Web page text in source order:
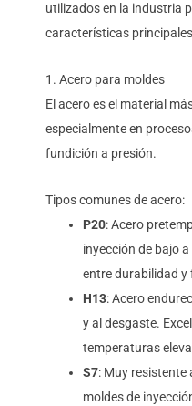
utilizados en la industria
características
1. Acero para moldes
El acero es el material
especialmente en
fundición a presión.
Tipos comunes de acero:
P20: Acero
inyección de bajo
entre durabilidad y
H13: Acero
y al desgaste.
temperaturas
S7: Muy resistente
moldes de